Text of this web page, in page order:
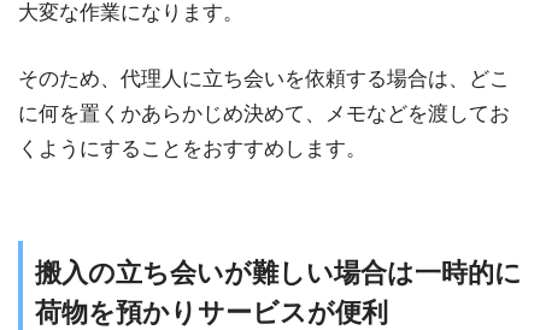
大変な作業になります。
そのため、代理人に立ち会いを依頼する場合は、どこ
に何を置くかあらかじめ決めて、メモなどを渡してお
くようにすることをおすすめします。
搬入の立ち会いが難しい場合は一時的に
荷物を預かりサービスが便利